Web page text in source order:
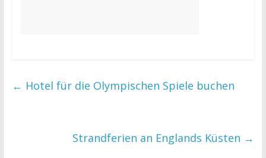
← Hotel für die Olympischen Spiele buchen
Strandferien an Englands Küsten →